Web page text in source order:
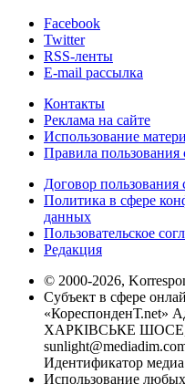
Facebook
Twitter
RSS-ленты
E-mail рассылка
Контакты
Реклама на сайте
Использование
Правила пользования
Договор пользования
Политика в сфере
данных
Пользовательское
Редакция
© 2000-2026,
Субъект в сфере
«КореспонденТ.net»
ХАРКІВСЬКЕ ШОСЕ,
Идентификатор
Использование